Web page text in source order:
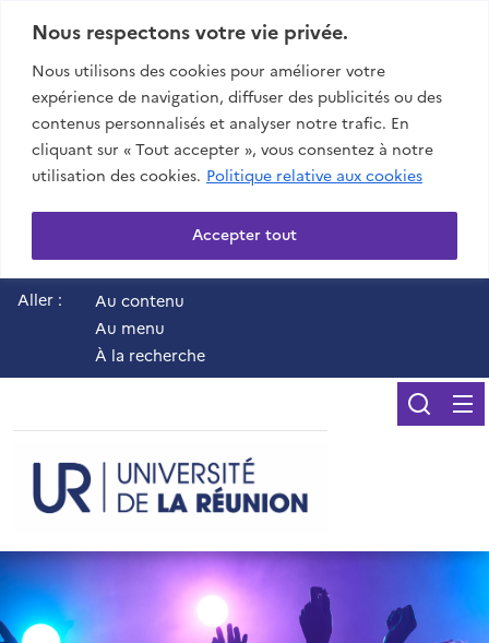
Nous respectons votre vie privée.
Nous utilisons des cookies pour améliorer votre
expérience de navigation, diffuser des publicités ou des
contenus personnalisés et analyser notre trafic. En
cliquant sur « Tout accepter », vous consentez à notre
utilisation des cookies. Politique relative aux cookies
Accepter tout
Aller :
Au contenu
Au menu
À la recherche